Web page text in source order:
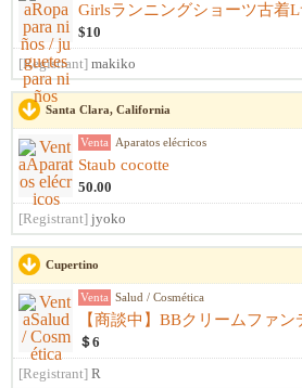
Girlsランニングショーツ古着
$10
[Registrant] makiko
Santa Clara, California
Venta Aparatos elécricos
Staub cocotte
50.00
[Registrant] jyoko
Cupertino
Venta Salud / Cosmética
【商談中】BBクリームファン
＄6
[Registrant] R